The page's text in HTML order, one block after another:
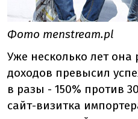
Фото menstream.pl
Уже несколько лет она
доходов превысил
в разы - 150% против
сайт-визитка